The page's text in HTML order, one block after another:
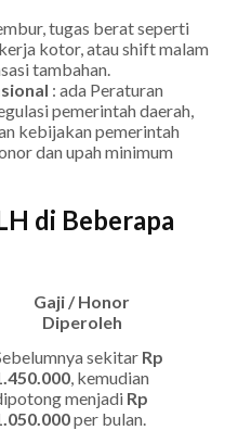
tugas berat seperti
kotor, atau shift malam
tambahan.
: ada Peraturan
pemerintah daerah,
kebijakan pemerintah
dan upah minimum
di Beberapa
Gaji / Honor
Diperoleh
sekitar Rp
, kemudian
menjadi Rp
per bulan.